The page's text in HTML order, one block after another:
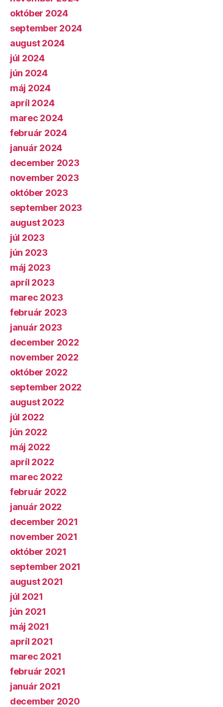
október 2024
september 2024
august 2024
júl 2024
jún 2024
máj 2024
apríl 2024
marec 2024
február 2024
január 2024
december 2023
november 2023
október 2023
september 2023
august 2023
júl 2023
jún 2023
máj 2023
apríl 2023
marec 2023
február 2023
január 2023
december 2022
november 2022
október 2022
september 2022
august 2022
júl 2022
jún 2022
máj 2022
apríl 2022
marec 2022
február 2022
január 2022
december 2021
november 2021
október 2021
september 2021
august 2021
júl 2021
jún 2021
máj 2021
apríl 2021
marec 2021
február 2021
január 2021
december 2020